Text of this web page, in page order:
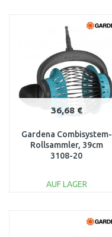
Vergleichen
36,68 €
Gardena Combisystem-
Rollsammler, 39cm
3108-20
AUF LAGER